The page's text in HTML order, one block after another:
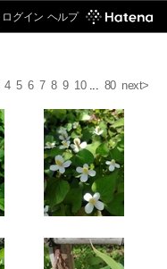
ログイン ヘルプ
4 5 6 7 8 9 10... 80 next>